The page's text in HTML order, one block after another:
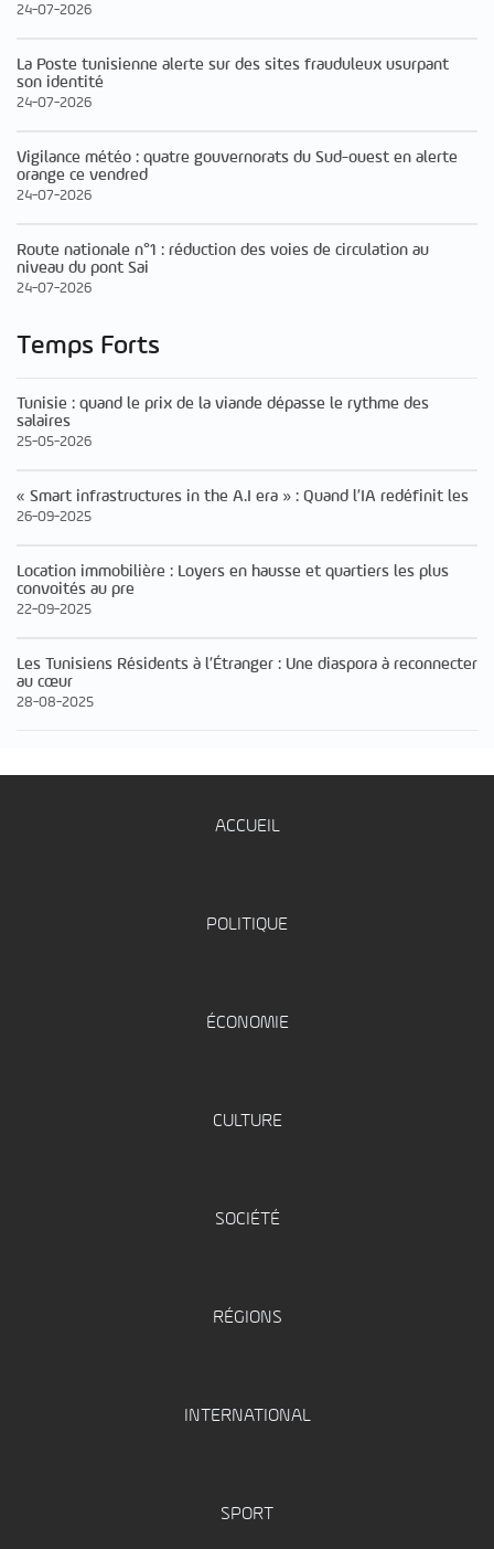
24-07-2026
La Poste tunisienne alerte sur des sites frauduleux usurpant
son identité
24-07-2026
Vigilance météo : quatre gouvernorats du Sud-ouest en alerte
orange ce vendred
24-07-2026
Route nationale n°1 : réduction des voies de circulation au
niveau du pont Sai
24-07-2026
Temps Forts
Tunisie : quand le prix de la viande dépasse le rythme des
salaires
25-05-2026
« Smart infrastructures in the A.I era » : Quand l’IA redéfinit les
26-09-2025
Location immobilière : Loyers en hausse et quartiers les plus
convoités au pre
22-09-2025
Les Tunisiens Résidents à l’Étranger : Une diaspora à reconnecter
au cœur
28-08-2025
ACCUEIL
POLITIQUE
ÉCONOMIE
CULTURE
SOCIÉTÉ
RÉGIONS
INTERNATIONAL
SPORT